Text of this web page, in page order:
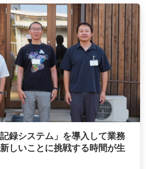
記録システム」を導入して業務
しいことに挑戦する時間が生